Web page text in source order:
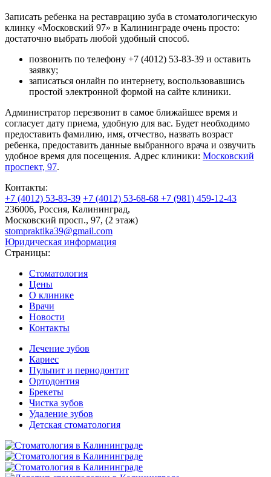
Записать ребенка на реставрацию зуба в стоматологическую
клинку «Московский 97» в Калининграде очень просто:
достаточно выбрать любой удобный способ.
позвонить по телефону +7 (4012) 53-83-39 и оставить
заявку;
записаться онлайн по интернету, воспользовавшись
простой электронной формой на сайте клиники.
Администратор перезвонит в самое ближайшее время и
согласует дату приема, удобную для вас. Будет необходимо
предоставить фамилию, имя, отчество, назвать возраст
ребенка, предоставить данные выбранного врача и озвучить
удобное время для посещения. Адрес клиники: Московский
проспект, 97.
Контакты:
+7 (4012) 53-83-39 +7 (4012) 53-68-68 +7 (981) 459-12-43
236006, Россия, Калининград,
Московский просп., 97, (2 этаж)
stompraktika39@gmail.com
Юридическая информация
Страницы:
Стоматология
Цены
О клинике
Врачи
Новости
Контакты
Лечение зубов
Кариес
Пульпит и периодонтит
Ортодонтия
Брекеты
Чистка зубов
Удаление зубов
Детская стоматология